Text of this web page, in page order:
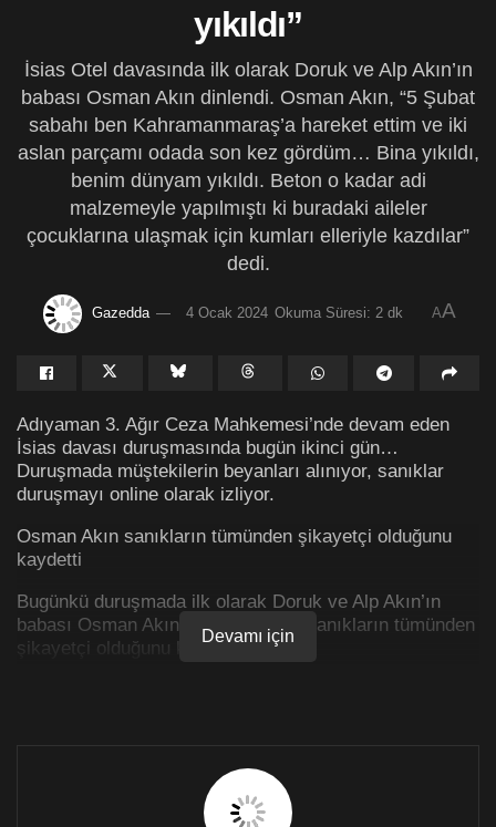
yıkıldı”
İsias Otel davasında ilk olarak Doruk ve Alp Akın’ın
babası Osman Akın dinlendi. Osman Akın, “5 Şubat
sabahı ben Kahramanmaraş’a hareket ettim ve iki
aslan parçamı odada son kez gördüm… Bina yıkıldı,
benim dünyam yıkıldı. Beton o kadar adi
malzemeyle yapılmıştı ki buradaki aileler
çocuklarına ulaşmak için kumları elleriyle kazdılar”
dedi.
Gazedda 4 Ocak 2024 Okuma Süresi: 2 dk AA
Adıyaman 3. Ağır Ceza Mahkemesi’nde devam eden
İsias davası duruşmasında bugün ikinci gün…
Duruşmada müştekilerin beyanları alınıyor, sanıklar
duruşmayı online olarak izliyor.
Osman Akın sanıkların tümünden şikayetçi olduğunu
kaydetti
Bugünkü duruşmada ilk olarak Doruk ve Alp Akın’ın
babası Osman Akın dinlendi. Akın, sanıkların tümünden
şikayetçi olduğunu kaydetti.
İsias çalışanlarından Cuma Tufan’la iletişime geçtiğini
Devamı için